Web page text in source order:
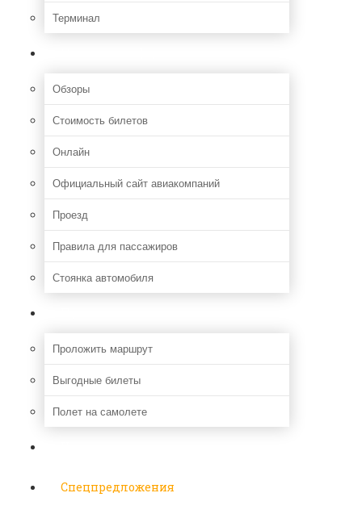
Терминал
Обзоры
Стоимость билетов
Онлайн
Официальный сайт авиакомпаний
Проезд
Правила для пассажиров
Стоянка автомобиля
Проложить маршрут
Выгодные билеты
Полет на самолете
Спецпредложения